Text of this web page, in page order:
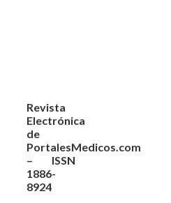
Revista
Electrónica
de
PortalesMedicos.com
– ISSN
1886-
8924